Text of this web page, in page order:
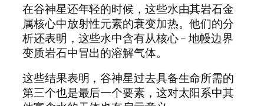
在谷神星还年轻的时候，这些水由其岩石金
属核心中放射性元素的衰变加热。他们的分
析还表明，这些水中含有从核心 – 地幔边界
变质岩石中冒出的溶解气体。
这些结果表明，谷神星过去具备生命所需的
第三个也是最后一个要素，这对太阳系中其